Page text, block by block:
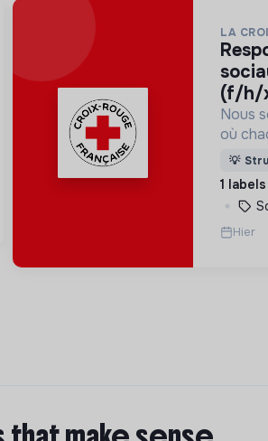
LA
responsable de projets
(f/h/
Nous
où
Pour
des
💡
1
Hier